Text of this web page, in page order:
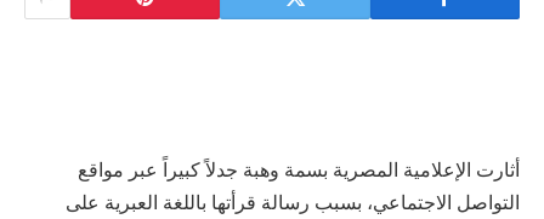
أثارت الإعلامية المصرية بسمة وهبة جدلاً كبيراً عبر مواقع
التواصل الاجتماعي، بسبب رسالة قرأتها باللغة العبرية على